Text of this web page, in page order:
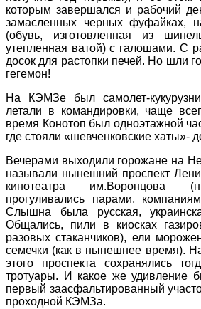
которым завершался и рабочий
замасленных черных фуфайках,
(обувь, изготовленная из
утепленная ватой) с галошами. С
досок для растопки печей. Но шли
гегемон!
На КЭМЗе был самолет-
летали в командировки, чаще
время Конотоп был одноэтажной
где стояли «шевченковские хаты»-
Вечерами выходили горожане на
называли нынешний проспект
кинотеатра им.Воронцова
прогуливались парами,
Слышна была русская,
Общались, пили в киосках
разовых стаканчиков), ели
семечки (как в нынешнее время).
этого проспекта сохранялись
тротуары. И какое же удивление
первый заасфальтированный
проходной КЭМЗа.